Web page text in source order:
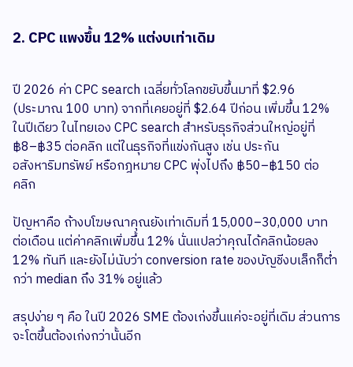
2. CPC แพงขึ้น 12% แต่งบเท่าเดิม
ปี 2026 ค่า CPC search เฉลี่ยทั่วโลกขยับขึ้นมาที่ $2.96
(ประมาณ 100 บาท) จากที่เคยอยู่ที่ $2.64 ปีก่อน เพิ่มขึ้น 12%
ในปีเดียว ในไทยเอง CPC search สำหรับธุรกิจส่วนใหญ่อยู่ที่
฿8–฿35 ต่อคลิก แต่ในธุรกิจที่แข่งกันสูง เช่น ประกัน
อสังหาริมทรัพย์ หรือกฎหมาย CPC พุ่งไปถึง ฿50–฿150 ต่อ
คลิก
ปัญหาคือ ถ้างบโฆษณาคุณยังเท่าเดิมที่ 15,000–30,000 บาท
ต่อเดือน แต่ค่าคลิกเพิ่มขึ้น 12% นั่นแปลว่าคุณได้คลิกน้อยลง
12% ทันที และยังไม่นับว่า conversion rate ของบัญชีงบเล็กก็ต่ำ
กว่า median ถึง 31% อยู่แล้ว
สรุปง่าย ๆ คือ ในปี 2026 SME ต้องเก่งขึ้นแค่จะอยู่ที่เดิม ส่วนการ
จะโตขึ้นต้องเก่งกว่านั้นอีก